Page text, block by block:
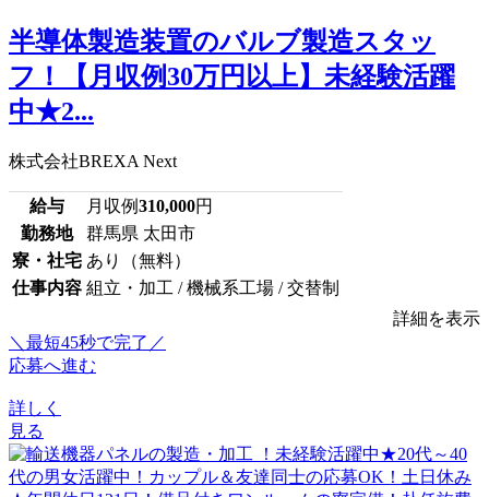
半導体製造装置のバルブ製造スタッ
フ！【月収例30万円以上】未経験活躍
中★2...
株式会社BREXA Next
給与 月収例310,000円
勤務地
群馬県 太田市
寮・社宅 あり（無料）
仕事内容 組立・加工 / 機械系工場 / 交替制
詳細を表示
＼最短45秒で完了／
応募へ進む
詳しく
見る